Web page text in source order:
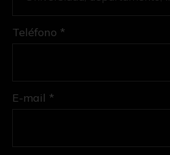
Teléfono *
E-mail *